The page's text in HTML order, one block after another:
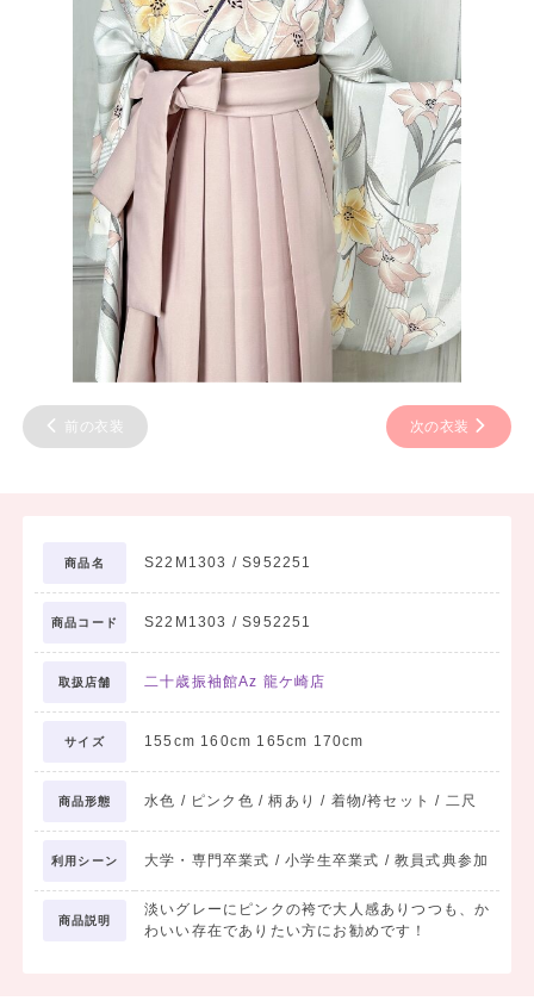
前の衣装 次の衣装
商品名 S22M1303 / S952251
商品コード S22M1303 / S952251
取扱店舗 二十歳振袖館Az 龍ケ崎店
サイズ 155cm 160cm 165cm 170cm
商品形態 水色 / ピンク色 / 柄あり / 着物/袴セット / 二尺
利用シーン 大学・専門卒業式 / 小学生卒業式 / 教員式典参加
商品説明
淡いグレーにピンクの袴で大人感ありつつも、か
わいい存在でありたい方にお勧めです！